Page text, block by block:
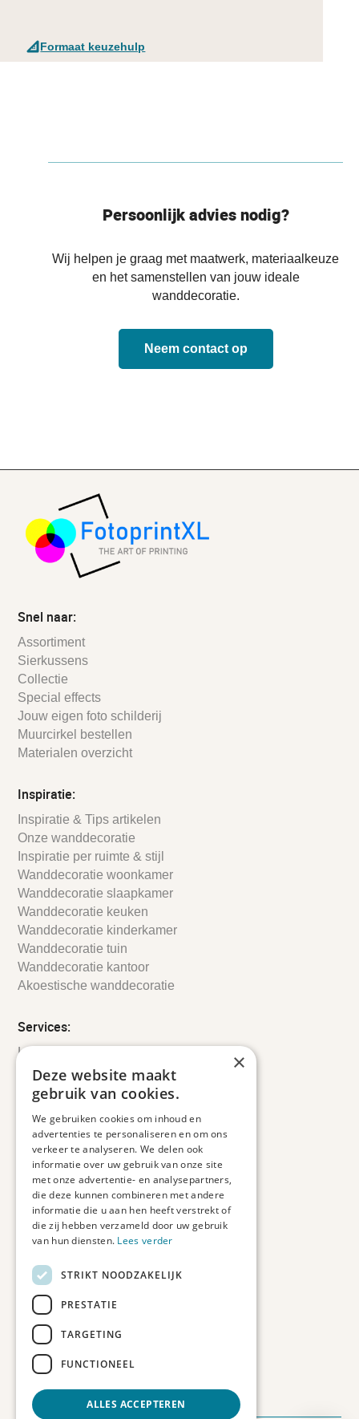
Formaat keuzehulp
Persoonlijk advies nodig?
Wij helpen je graag met maatwerk, materiaalkeuze
en het samenstellen van jouw ideale
wanddecoratie.
Neem contact op
Snel naar:
Assortiment
Sierkussens
Collectie
Special effects
Jouw eigen foto schilderij
Muurcirkel bestellen
Materialen overzicht
Inspiratie:
Inspiratie & Tips artikelen
Onze wanddecoratie
Inspiratie per ruimte & stijl
Wanddecoratie woonkamer
Wanddecoratie slaapkamer
Wanddecoratie keuken
Wanddecoratie kinderkamer
Wanddecoratie tuin
Wanddecoratie kantoor
Akoestische wanddecoratie
Services:
Leveringsinformatie
Retourbeleid
Informatie
Veelgestelde vragen
Duurzaam ondernemen
Contact informatie
Etienne de Pinedaweg 34
3711 CH, Austerlitz
Nederland
info@fotoprintxl.nl
0343 78 58 00
KVK: 81960263
BTW: NL002708709B23
×
Deze website maakt
gebruik van cookies.
We gebruiken cookies om inhoud en
advertenties te personaliseren en om ons
verkeer te analyseren. We delen ook
informatie over uw gebruik van onze site
met onze advertentie- en analysepartners,
die deze kunnen combineren met andere
informatie die u aan hen heeft verstrekt of
die zij hebben verzameld door uw gebruik
van hun diensten. Lees verder
STRIKT NOODZAKELIJK
PRESTATIE
TARGETING
FUNCTIONEEL
ALLES ACCEPTEREN